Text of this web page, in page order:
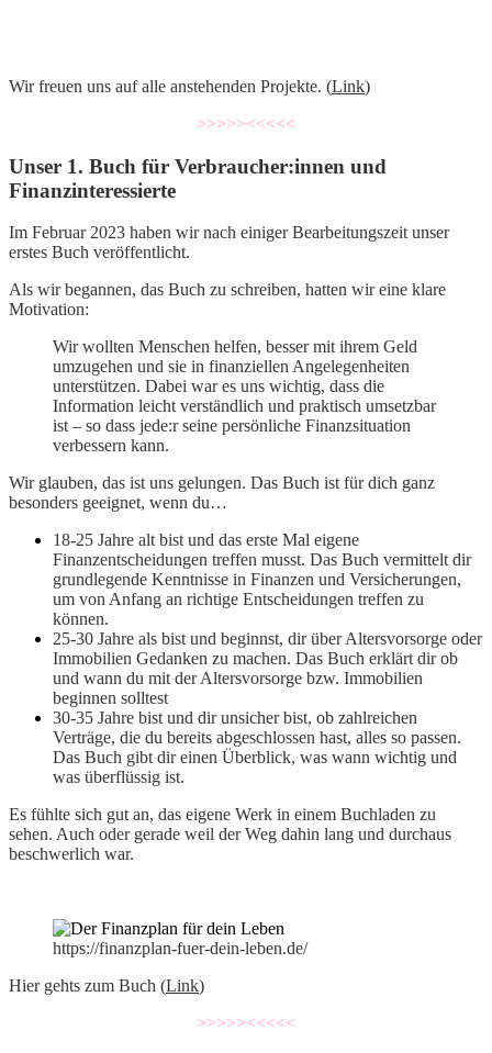
Wir freuen uns auf alle anstehenden Projekte. (Link)
>>>>><<<<<
Unser 1. Buch für Verbraucher:innen und
Finanzinteressierte
Im Februar 2023 haben wir nach einiger Bearbeitungszeit unser
erstes Buch veröffentlicht.
Als wir begannen, das Buch zu schreiben, hatten wir eine klare
Motivation:
Wir wollten Menschen helfen, besser mit ihrem Geld
umzugehen und sie in finanziellen Angelegenheiten
unterstützen. Dabei war es uns wichtig, dass die
Information leicht verständlich und praktisch umsetzbar
ist – so dass jede:r seine persönliche Finanzsituation
verbessern kann.
Wir glauben, das ist uns gelungen. Das Buch ist für dich ganz
besonders geeignet, wenn du…
18-25 Jahre alt bist und das erste Mal eigene
Finanzentscheidungen treffen musst. Das Buch vermittelt dir
grundlegende Kenntnisse in Finanzen und Versicherungen,
um von Anfang an richtige Entscheidungen treffen zu
können.
25-30 Jahre als bist und beginnst, dir über Altersvorsorge oder
Immobilien Gedanken zu machen. Das Buch erklärt dir ob
und wann du mit der Altersvorsorge bzw. Immobilien
beginnen solltest
30-35 Jahre bist und dir unsicher bist, ob zahlreichen
Verträge, die du bereits abgeschlossen hast, alles so passen.
Das Buch gibt dir einen Überblick, was wann wichtig und
was überflüssig ist.
Es fühlte sich gut an, das eigene Werk in einem Buchladen zu
sehen. Auch oder gerade weil der Weg dahin lang und durchaus
beschwerlich war.
https://finanzplan-fuer-dein-leben.de/
Hier gehts zum Buch (Link)
>>>>><<<<<